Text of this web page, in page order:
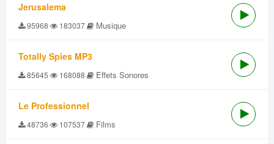
Jerusalema
95968 183037 Musique
Totally Spies MP3
85645 168088 Effets Sonores
Le Professionnel
48736 107537 Films